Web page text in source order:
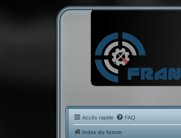
Accès rapide FAQ
Index du forum